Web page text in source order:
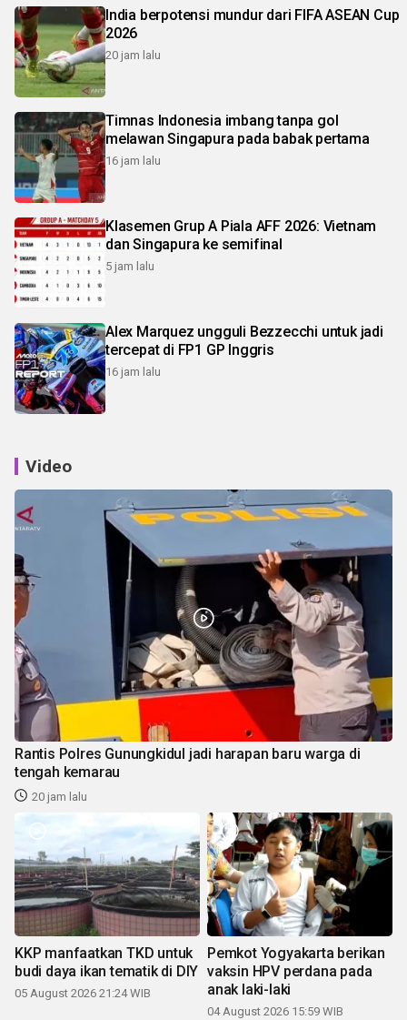
India berpotensi mundur dari FIFA ASEAN Cup
2026
20 jam lalu
Timnas Indonesia imbang tanpa gol
melawan Singapura pada babak pertama
16 jam lalu
Klasemen Grup A Piala AFF 2026: Vietnam
dan Singapura ke semifinal
5 jam lalu
Alex Marquez ungguli Bezzecchi untuk jadi
tercepat di FP1 GP Inggris
16 jam lalu
Video
Rantis Polres Gunungkidul jadi harapan baru warga di
tengah kemarau
20 jam lalu
KKP manfaatkan TKD untuk
budi daya ikan tematik di DIY
05 August 2026 21:24 WIB
Pemkot Yogyakarta berikan
vaksin HPV perdana pada
anak laki-laki
04 August 2026 15:59 WIB